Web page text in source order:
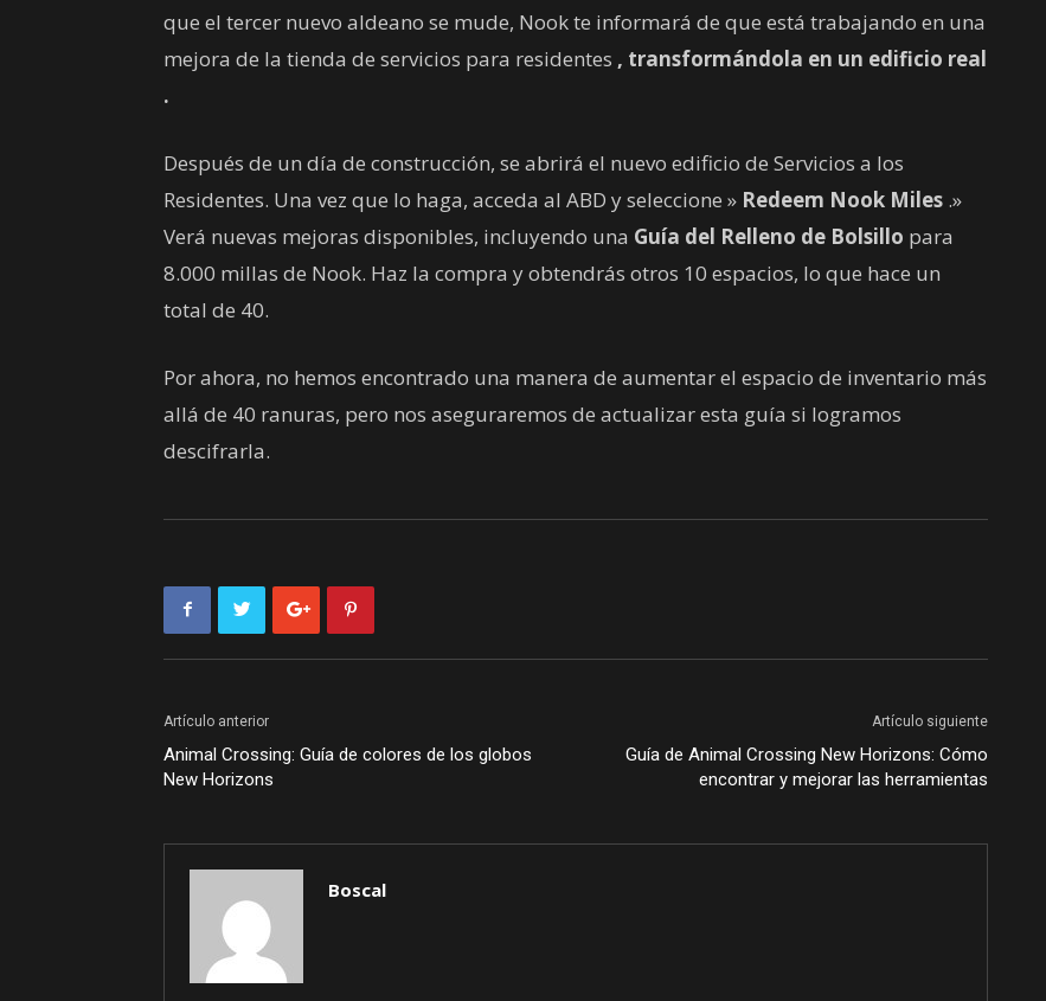
que el tercer nuevo aldeano se mude, Nook te informará de que está trabajando en una
mejora de la tienda de servicios para residentes , transformándola en un edificio real
.
Después de un día de construcción, se abrirá el nuevo edificio de Servicios a los
Residentes. Una vez que lo haga, acceda al ABD y seleccione » Redeem Nook Miles .»
Verá nuevas mejoras disponibles, incluyendo una Guía del Relleno de Bolsillo para
8.000 millas de Nook. Haz la compra y obtendrás otros 10 espacios, lo que hace un
total de 40.
Por ahora, no hemos encontrado una manera de aumentar el espacio de inventario más
allá de 40 ranuras, pero nos aseguraremos de actualizar esta guía si logramos
descifrarla.
Artículo anterior
Animal Crossing: Guía de colores de los globos
New Horizons
Artículo siguiente
Guía de Animal Crossing New Horizons: Cómo
encontrar y mejorar las herramientas
Boscal